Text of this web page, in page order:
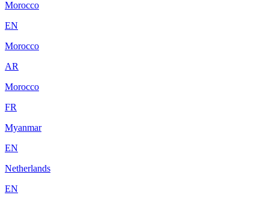
Morocco
EN
Morocco
AR
Morocco
FR
Myanmar
EN
Netherlands
EN